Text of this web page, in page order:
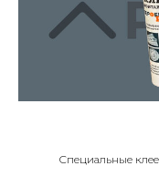
Специальные